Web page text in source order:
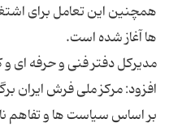
همچنین این تعامل برای
مدیرکل دفتر فنی و حرفه ای
افزود: مرکز ملی فرش ایران
بر اساس سیاست ها و تفاهم